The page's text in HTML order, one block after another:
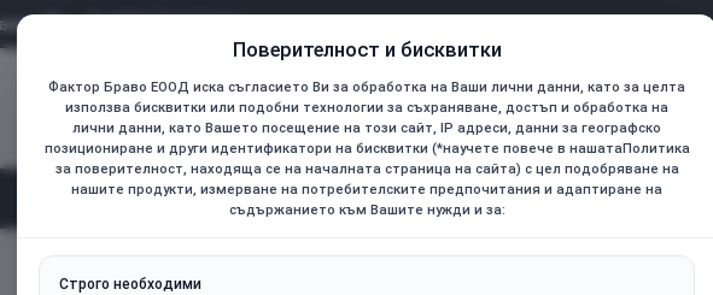
Поверителност и бисквитки
Фактор Браво ЕООД иска съгласието Ви за обработка на Ваши лични данни, като за целта
използва бисквитки или подобни технологии за съхраняване, достъп и обработка на
лични данни, като Вашето посещение на този сайт, IP адреси, данни за географско
позициониране и други идентификатори на бисквитки (*научете повече в нашатаПолитика
за поверителност, находяща се на началната страница на сайта) с цел подобряване на
нашите продукти, измерване на потребителските предпочитания и адаптиране на
съдържанието към Вашите нужди и за:
Строго необходими
Всички
Търсене...
Категории Начало Контакти
home
SEAGATE HDD External Expansion Portable (2.5'/2TB/ USB 3.0/ RMN SRD0NF1)